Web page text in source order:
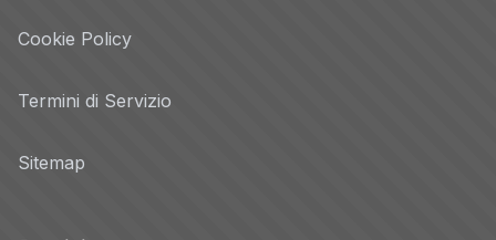
Cookie Policy
Termini di Servizio
Sitemap